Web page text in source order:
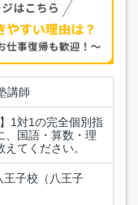
講師
1対1の完全個別指
、国語・算数・理
てください。
王子校（八王子